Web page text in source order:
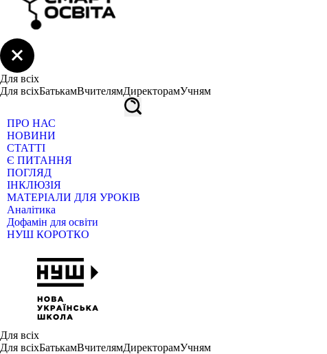
Для всіх
Для всіхБатькамВчителямДиректорамУчням
ПРО НАС
НОВИНИ
СТАТТІ
Є ПИТАННЯ
ПОГЛЯД
ІНКЛЮЗІЯ
МАТЕРІАЛИ ДЛЯ УРОКІВ
Аналітика
Дофамін для освіти
НУШ КОРОТКО
Для всіх
Для всіхБатькамВчителямДиректорамУчням